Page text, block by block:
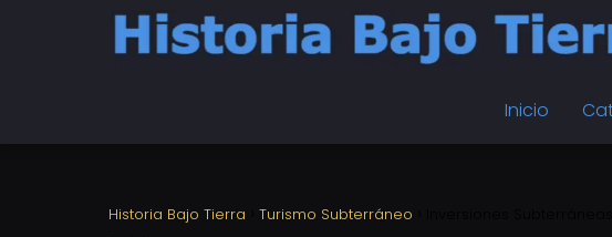
Inicio
Historia Bajo Tierra Turismo Subterráneo